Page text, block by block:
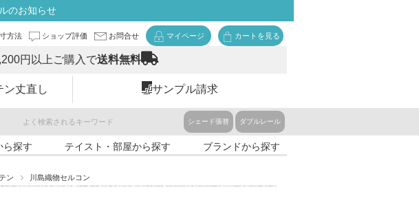
のお知らせ
方法 ショップ評価 お問合せ マイページ カートを見る
円以上ご購入で送料無料
ン丈直し サンプル請求
よく検索されるキーワード シェード張替 ダブルレール
ら探す テイスト・部屋から探す ブランドから探す
ン 川島織物セルコン